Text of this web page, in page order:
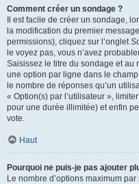
Comment créer un sondage ?
Il est facile de créer un sondage,
la modification du premier
permissions), cliquez sur l’onglet
le voyez pas, vous n’avez
Saisissez le titre du sondage et au
une option par ligne dans le
le nombre de réponses qu’un
« Option(s) par l’utilisateur »,
pour une durée illimitée) et enfin
vote.
Haut
Pourquoi ne puis-je pas ajouter
Le nombre d’options maximum